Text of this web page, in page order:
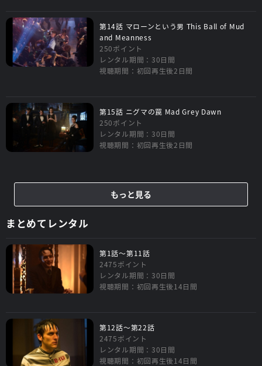
第14話 マローンという男 This Ball of Mud
and Meanness
250ポイント
レンタル期間：30日間
視聴期間：初回再生後2日間
第15話 ニグマの罠 Mad Grey Dawn
250ポイント
レンタル期間：30日間
視聴期間：初回再生後2日間
もっと見る
まとめてレンタル
第1話～第11話
2475ポイント
レンタル期間：30日間
視聴期間：初回再生後14日間
第12話～第22話
2475ポイント
レンタル期間：30日間
視聴期間：初回再生後14日間